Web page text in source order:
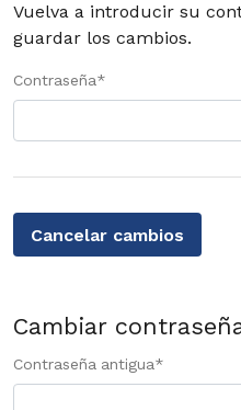
Vuelva a introducir su
guardar los cambios.
Contraseña*
Cancelar cambios
Cambiar
Contraseña antigua*